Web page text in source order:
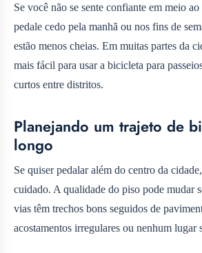
Se você não se sente confiante em meio
pedale cedo pela manhã ou nos fins de
estão menos cheias. Em muitas partes da
mais fácil para usar a bicicleta para
curtos entre distritos.
Planejando um trajeto de
longo
Se quiser pedalar além do centro da
cuidado. A qualidade do piso pode mudar
vias têm trechos bons seguidos de
acostamentos irregulares ou nenhum lugar